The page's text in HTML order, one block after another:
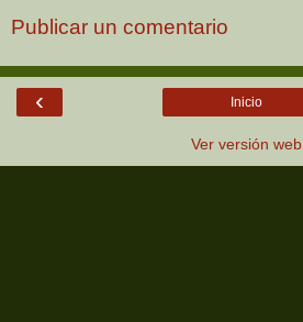
Publicar un comentario
‹ Inicio
Ver versión web